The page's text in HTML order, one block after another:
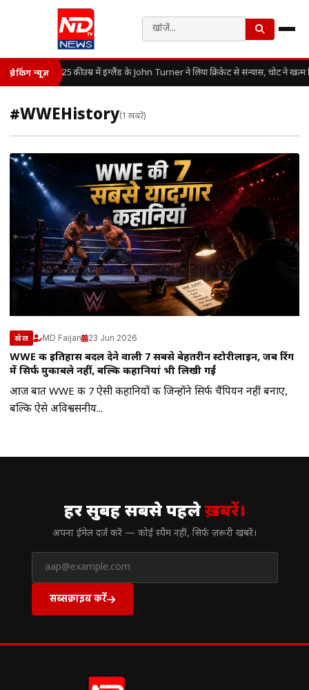
ब्रेकिंग न्यूज़ 25 की उम्र में इंग्लैंड के John Turner ने लिया क्रिकेट से संन्यास, चोट ने खत्म
#WWEHistory(1 खबरें)
खेल MD Faijan 23 Jun 2026
WWE की इतिहास बदल देने वाली 7 सबसे बेहतरीन स्टोरीलाइन, जब रिंग
में सिर्फ मुकाबले नहीं, बल्कि कहानियां भी लिखी गईं
आज बात WWE की 7 ऐसी कहानियों की जिन्होंने सिर्फ चैंपियन नहीं बनाए,
बल्कि ऐसे अविश्वसनीय...
हर सुबह सबसे पहलेख़बरें।
अपना ईमेल दर्ज करें — कोई स्पैम नहीं, सिर्फ ज़रूरी खबरें।
सब्सक्राइब करें